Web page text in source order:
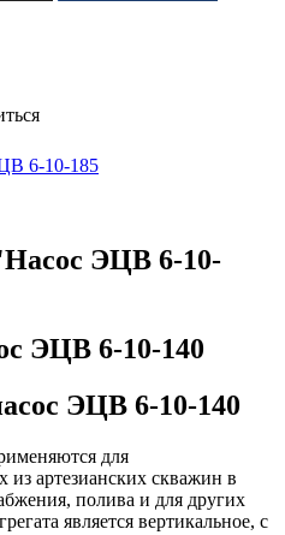
6-10-185
ЭЦВ 6-10-
ЭЦВ 6-10-140
ЭЦВ 6-10-140
для
из артезианских скважин в
полива и для других
является вертикальное, с